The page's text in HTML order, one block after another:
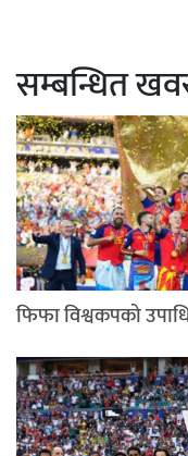
सम्बन्धित
फिफा विश्वकपको